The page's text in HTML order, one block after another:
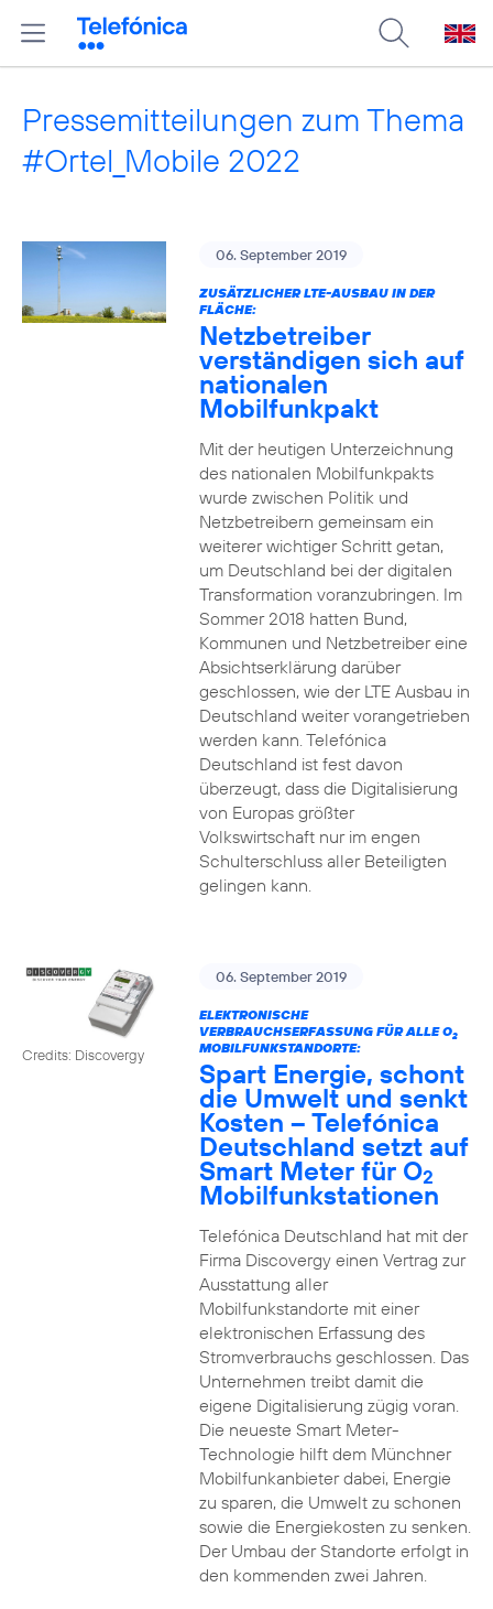
Pressemitteilungen zum Thema
#Ortel_Mobile 2022
06. September 2019
ZUSÄTZLICHER LTE-AUSBAU IN DER
FLÄCHE:
Netzbetreiber
verständigen sich auf
nationalen
Mobilfunkpakt
Mit der heutigen Unterzeichnung
des nationalen Mobilfunkpakts
wurde zwischen Politik und
Netzbetreibern gemeinsam ein
weiterer wichtiger Schritt getan,
um Deutschland bei der digitalen
Transformation voranzubringen. Im
Sommer 2018 hatten Bund,
Kommunen und Netzbetreiber eine
Absichtserklärung darüber
geschlossen, wie der LTE Ausbau in
Deutschland weiter vorangetrieben
werden kann. Telefónica
Deutschland ist fest davon
überzeugt, dass die Digitalisierung
von Europas größter
Volkswirtschaft nur im engen
Schulterschluss aller Beteiligten
gelingen kann.
Credits: Discovergy
06. September 2019
ELEKTRONISCHE
VERBRAUCHSERFASSUNG FÜR ALLE O2
MOBILFUNKSTANDORTE:
Spart Energie, schont
die Umwelt und senkt
Kosten – Telefónica
Deutschland setzt auf
Smart Meter für O2
Mobilfunkstationen
Telefónica Deutschland hat mit der
Firma Discovergy einen Vertrag zur
Ausstattung aller
Mobilfunkstandorte mit einer
elektronischen Erfassung des
Stromverbrauchs geschlossen. Das
Unternehmen treibt damit die
eigene Digitalisierung zügig voran.
Die neueste Smart Meter-
Technologie hilft dem Münchner
Mobilfunkanbieter dabei, Energie
zu sparen, die Umwelt zu schonen
sowie die Energiekosten zu senken.
Der Umbau der Standorte erfolgt in
den kommenden zwei Jahren.